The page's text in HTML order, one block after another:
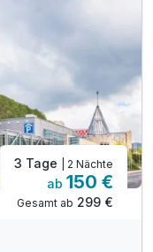
3 Tage | 2 Nächte
ab 150 €
Gesamt ab 299 €